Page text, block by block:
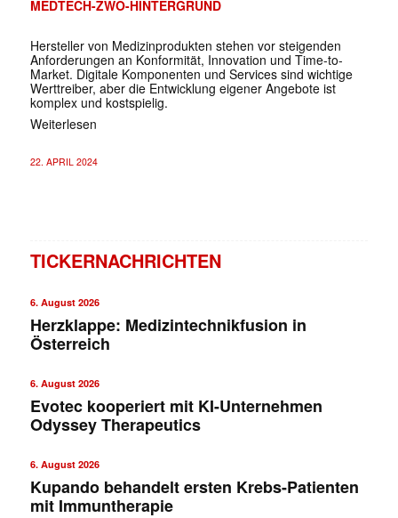
MEDTECH-ZWO-HINTERGRUND
Hersteller von Medizinprodukten stehen vor steigenden
Anforderungen an Konformität, Innovation und Time-to-
Market. Digitale Komponenten und Services sind wichtige
Werttreiber, aber die Entwicklung eigener Angebote ist
komplex und kostspielig.
Weiterlesen
22. APRIL 2024
TICKERNACHRICHTEN
6. August 2026
Herzklappe: Medizintechnikfusion in
Österreich
6. August 2026
Evotec kooperiert mit KI-Unternehmen
Odyssey Therapeutics
6. August 2026
Kupando behandelt ersten Krebs-Patienten
mit Immuntherapie